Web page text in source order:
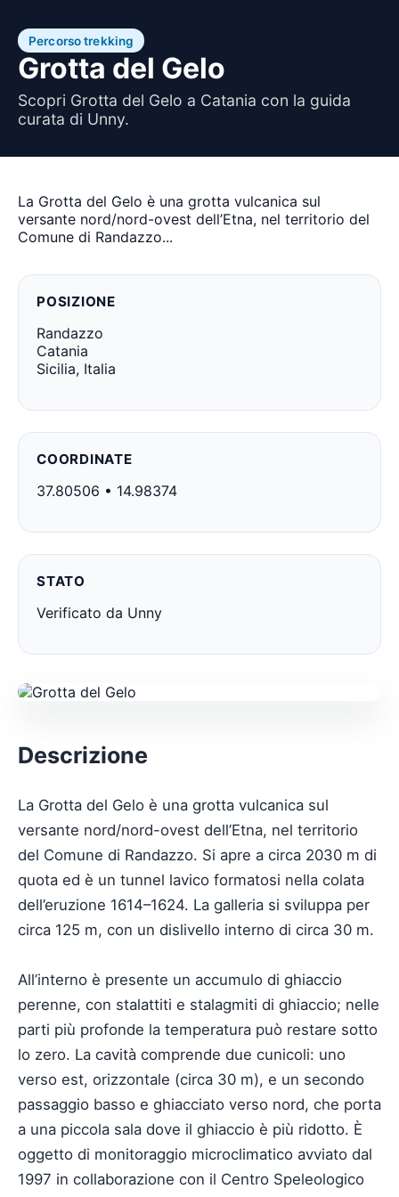
Percorso trekking
Grotta del Gelo
Scopri Grotta del Gelo a Catania con la guida
curata di Unny.
La Grotta del Gelo è una grotta vulcanica sul
versante nord/nord-ovest dell’Etna, nel territorio del
Comune di Randazzo...
POSIZIONE
Randazzo
Catania
Sicilia, Italia
COORDINATE
37.80506 • 14.98374
STATO
Verificato da Unny
Descrizione
La Grotta del Gelo è una grotta vulcanica sul
versante nord/nord-ovest dell’Etna, nel territorio
del Comune di Randazzo. Si apre a circa 2030 m di
quota ed è un tunnel lavico formatosi nella colata
dell’eruzione 1614–1624. La galleria si sviluppa per
circa 125 m, con un dislivello interno di circa 30 m.
All’interno è presente un accumulo di ghiaccio
perenne, con stalattiti e stalagmiti di ghiaccio; nelle
parti più profonde la temperatura può restare sotto
lo zero. La cavità comprende due cunicoli: uno
verso est, orizzontale (circa 30 m), e un secondo
passaggio basso e ghiacciato verso nord, che porta
a una piccola sala dove il ghiaccio è più ridotto. È
oggetto di monitoraggio microclimatico avviato dal
1997 in collaborazione con il Centro Speleologico